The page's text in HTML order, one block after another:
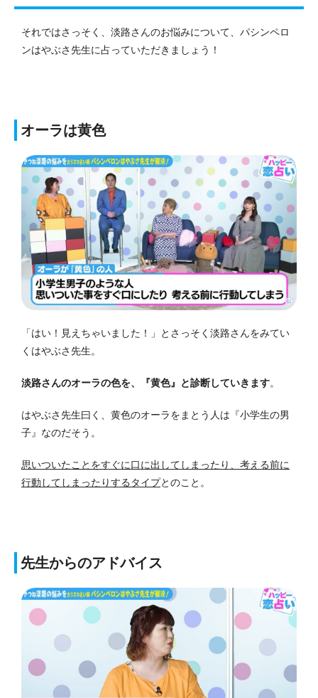
それではさっそく、淡路さんのお悩みについて、パシンペロ
ンはやぶさ先生に占っていただきましょう！
オーラは黄色
「はい！見えちゃいました！」とさっそく淡路さんをみてい
くはやぶさ先生。
淡路さんのオーラの色を、『黄色』と診断していきます。
はやぶさ先生曰く、黄色のオーラをまとう人は『小学生の男
子』なのだそう。
思いついたことをすぐに口に出してしまったり、考える前に
行動してしまったりするタイプとのこと。
先生からのアドバイス